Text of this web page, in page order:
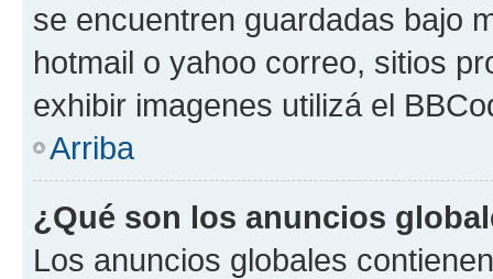
se encuentren guardadas bajo
hotmail o yahoo correo, sitios
exhibir imagenes utilizá el
Arriba
¿Qué son los anuncios
Los anuncios globales